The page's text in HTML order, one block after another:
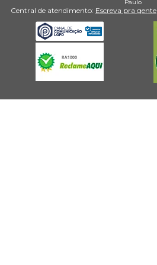
Paulo
Central de atendimento: Escreva pra gente